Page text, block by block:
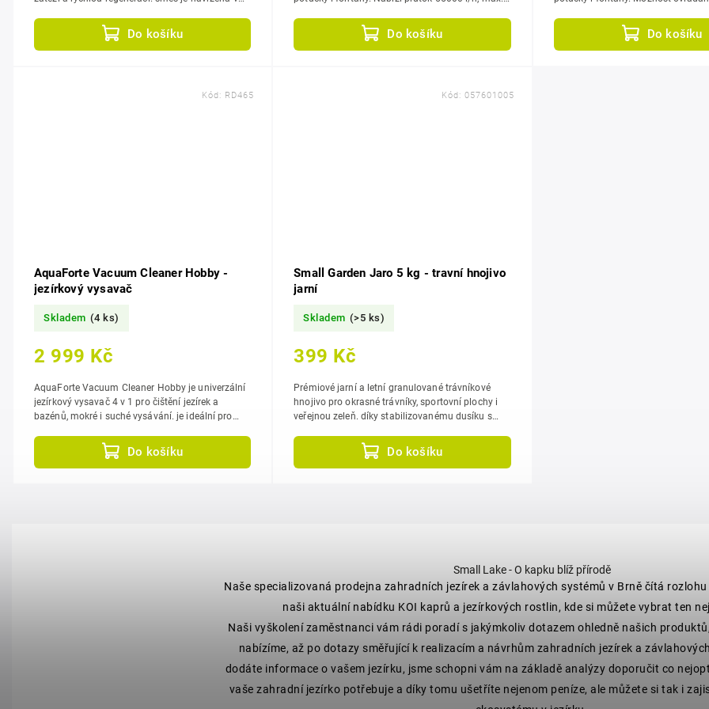
Do košíku Do košíku Do košíku
AquaForte Vacuum Cleaner Hobby -
jezírkový vysavač
Skladem (4 ks)
2 999 Kč
Do košíku
AquaForte Vacuum Cleaner Hobby je univerzální
jezírkový vysavač 4 v 1 pro čištění jezírek a
bazénů, mokré i suché vysávání. je ideální pro
Kód: RD465
Small Garden Jaro 5 kg - travní hnojivo
jarní
Skladem (>5 ks)
399 Kč
Do košíku
Prémiové jarní a letní granulované trávníkové
hnojivo pro okrasné trávníky, sportovní plochy i
veřejnou zeleň. díky stabilizovanému dusíku s
Kód: 057601005
Small Lake - O kapku blíž přírodě
Naše specializovaná prodejna zahradních jezírek a závlahových systémů v Brně čítá
naši aktuální nabídku KOI kaprů a jezírkových rostlin, kde si můžete vybrat ten
Naši vyškolení zaměstnanci vám rádi poradí s jakýmkoliv dotazem ohledně našich
nabízíme, až po dotazy směřující k realizacím a návrhům zahradních jezírek a
dodáte informace o vašem jezírku, jsme schopni vám na základě analýzy doporučit co
vaše zahradní jezírko potřebuje a díky tomu ušetříte nejenom peníze, ale můžete si tak i